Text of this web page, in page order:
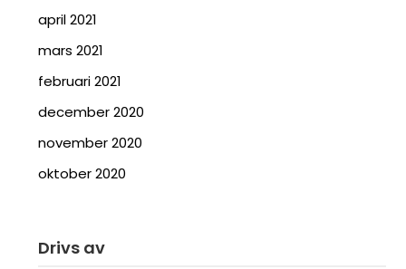
april 2021
mars 2021
februari 2021
december 2020
november 2020
oktober 2020
Drivs av